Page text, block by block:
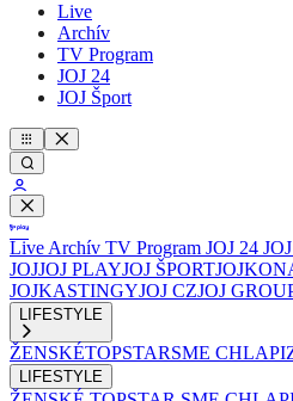
Live
Archív
TV Program
JOJ 24
JOJ Šport
Live Archív TV Program JOJ 24
JOJJOJ PLAYJOJ ŠPORTJOJKO
JOJKASTINGYJOJ CZJOJ
LIFESTYLE
ŽENSKÉTOPSTARSME CHLAPI
LIFESTYLE